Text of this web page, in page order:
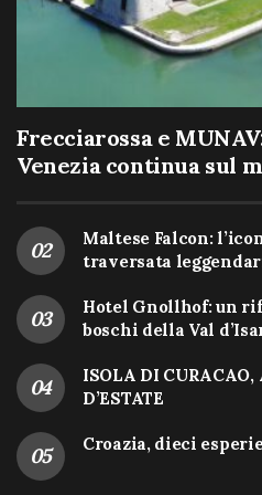
Frecciarossa e
Venezia continua sul
Maltese Falcon:
traversata
Hotel Gnollhof: un
boschi della Val
ISOLA DI
D’ESTATE
Croazia, dieci